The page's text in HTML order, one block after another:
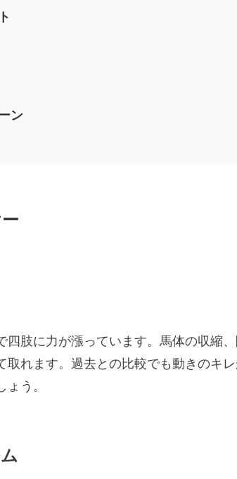
ン
四肢に力が漲っています。馬体の収縮
取れます。過去との比較でも動きのキ
う。